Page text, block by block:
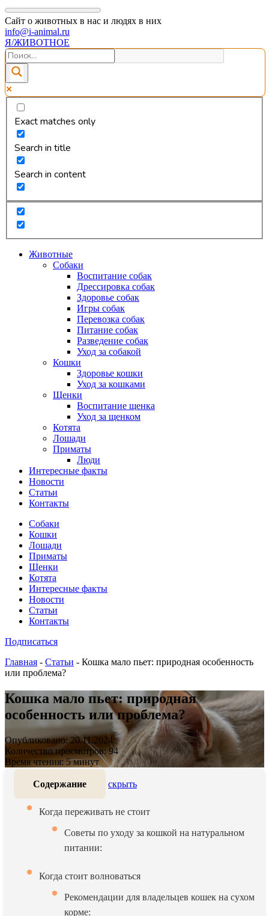
Сайт о животных в нас и людях в них
info@i-animal.ru
Я/ЖИВОТНОЕ
Exact matches only
Search in title
Search in content
Животные
Собаки
Воспитание собак
Дрессировка собак
Здоровье собак
Игры собак
Перевозка собак
Питание собак
Разведение собак
Уход за собакой
Кошки
Здоровье кошки
Уход за кошками
Щенки
Воспитание щенка
Уход за щенком
Котята
Лошади
Приматы
Люди
Интересные факты
Новости
Статьи
Контакты
Собаки
Кошки
Лошади
Приматы
Щенки
Котята
Интересные факты
Новости
Статьи
Контакты
Подписаться
Главная - Статьи - Кошка мало пьет: природная особенность
или проблема?
Кошка мало пьет: природная
особенность или проблема?
Опубликовано: 20.11.2024
Количество просмотров: 94
Время чтения: 5 минут
Содержание скрыть
Когда переживать не стоит
Советы по уходу за кошкой на натуральном
питании:
Когда стоит волноваться
Рекомендации для владельцев кошек на сухом
корме: